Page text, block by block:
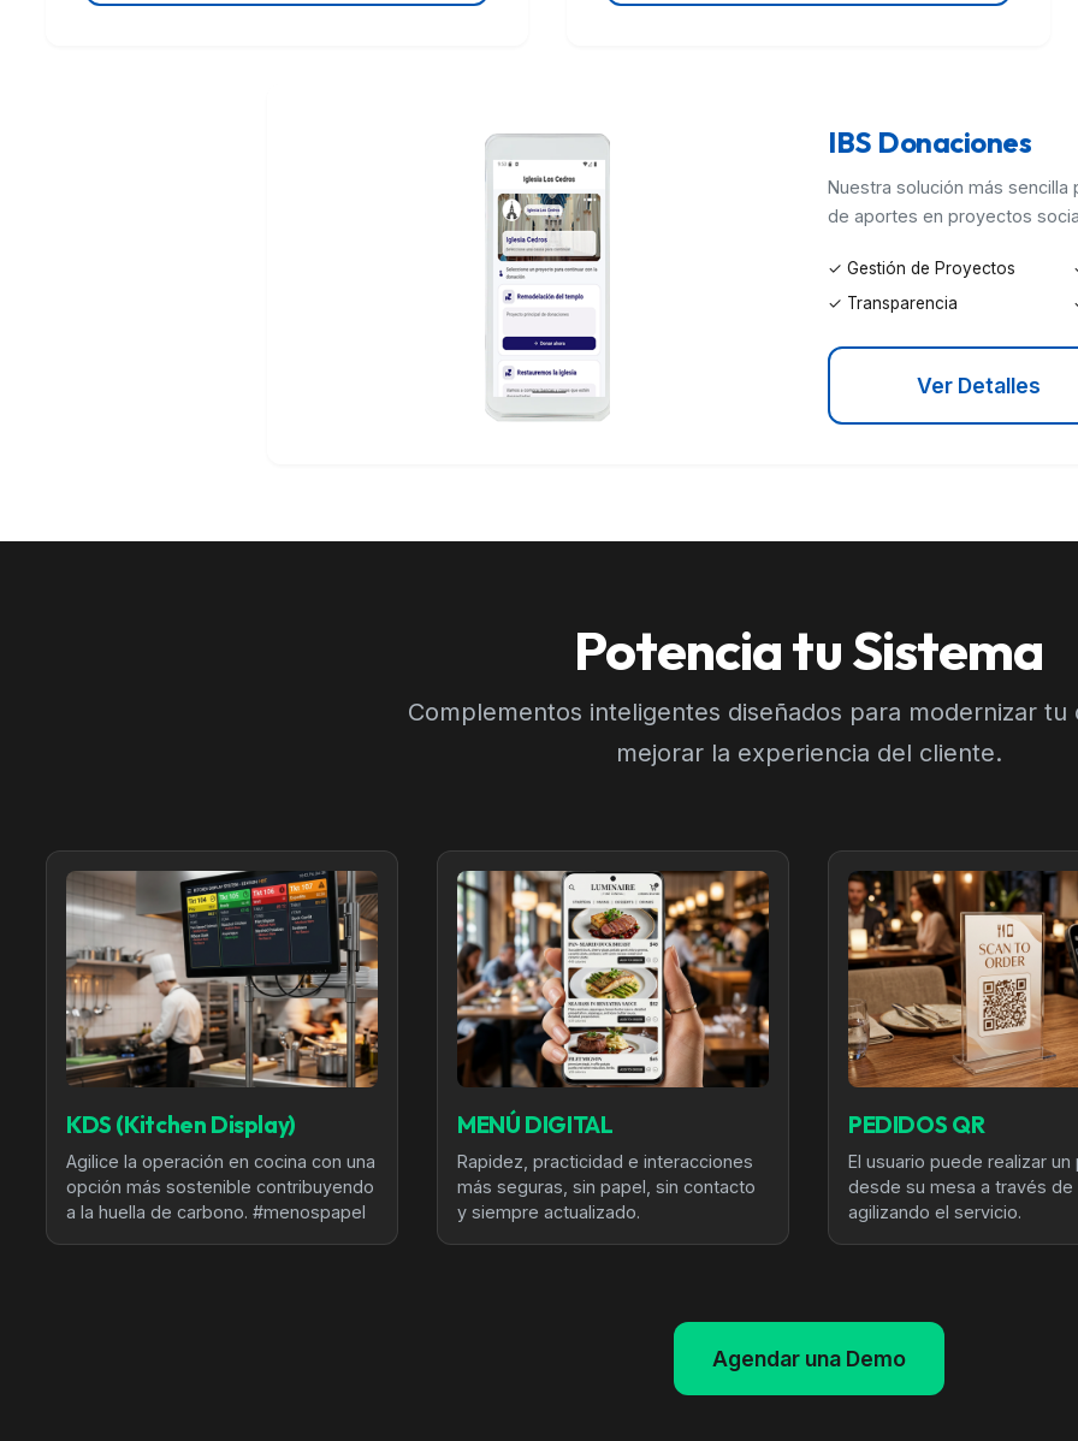
IBS Donaciones
Nuestra solución más
de aportes en proyectos
✓ Gestión de Proyectos
✓ Transparencia
Ver Detalles
Potencia tu Sistema
Complementos inteligentes diseñados para modernizar tu
mejorar la experiencia del cliente.
KDS (Kitchen Display)
Agilice la operación en cocina con una
opción más sostenible contribuyendo
a la huella de carbono. #menospapel
MENÚ DIGITAL
Rapidez, practicidad e interacciones
más seguras, sin papel, sin contacto
y siempre actualizado.
PEDIDOS QR
El usuario puede realizar
desde su mesa a través de
agilizando el servicio.
Agendar una Demo